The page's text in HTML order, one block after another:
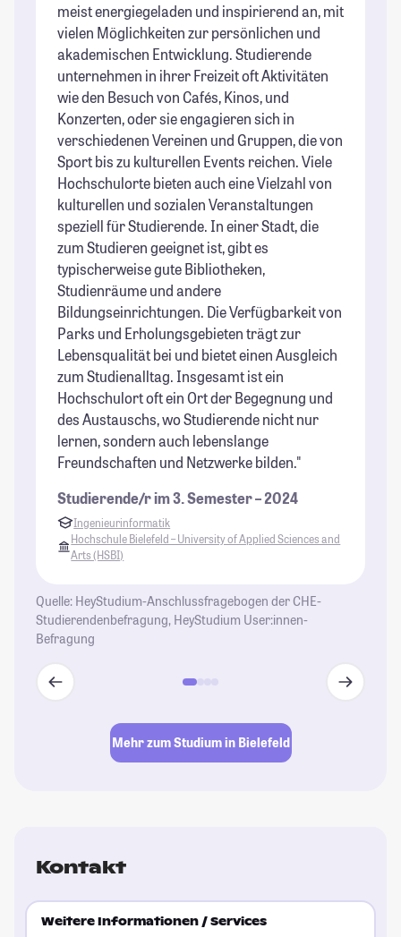
meist energiegeladen und inspirierend an, mit
vielen Möglichkeiten zur persönlichen und
akademischen Entwicklung. Studierende
unternehmen in ihrer Freizeit oft Aktivitäten
wie den Besuch von Cafés, Kinos, und
Konzerten, oder sie engagieren sich in
verschiedenen Vereinen und Gruppen, die von
Sport bis zu kulturellen Events reichen. Viele
Hochschulorte bieten auch eine Vielzahl von
kulturellen und sozialen Veranstaltungen
speziell für Studierende. In einer Stadt, die
zum Studieren geeignet ist, gibt es
typischerweise gute Bibliotheken,
Studienräume und andere
Bildungseinrichtungen. Die Verfügbarkeit von
Parks und Erholungsgebieten trägt zur
Lebensqualität bei und bietet einen Ausgleich
zum Studienalltag. Insgesamt ist ein
Hochschulort oft ein Ort der Begegnung und
des Austauschs, wo Studierende nicht nur
lernen, sondern auch lebenslange
Freundschaften und Netzwerke bilden."
Studierende/r im 3. Semester – 2024
Ingenieurinformatik
Hochschule Bielefeld – University of Applied Sciences and
Arts (HSBI)
Quelle: HeyStudium-Anschlussfragebogen der CHE-
Studierendenbefragung, HeyStudium User:innen-
Befragung
Mehr zum Studium in Bielefeld
Kontakt
Weitere Informationen / Services